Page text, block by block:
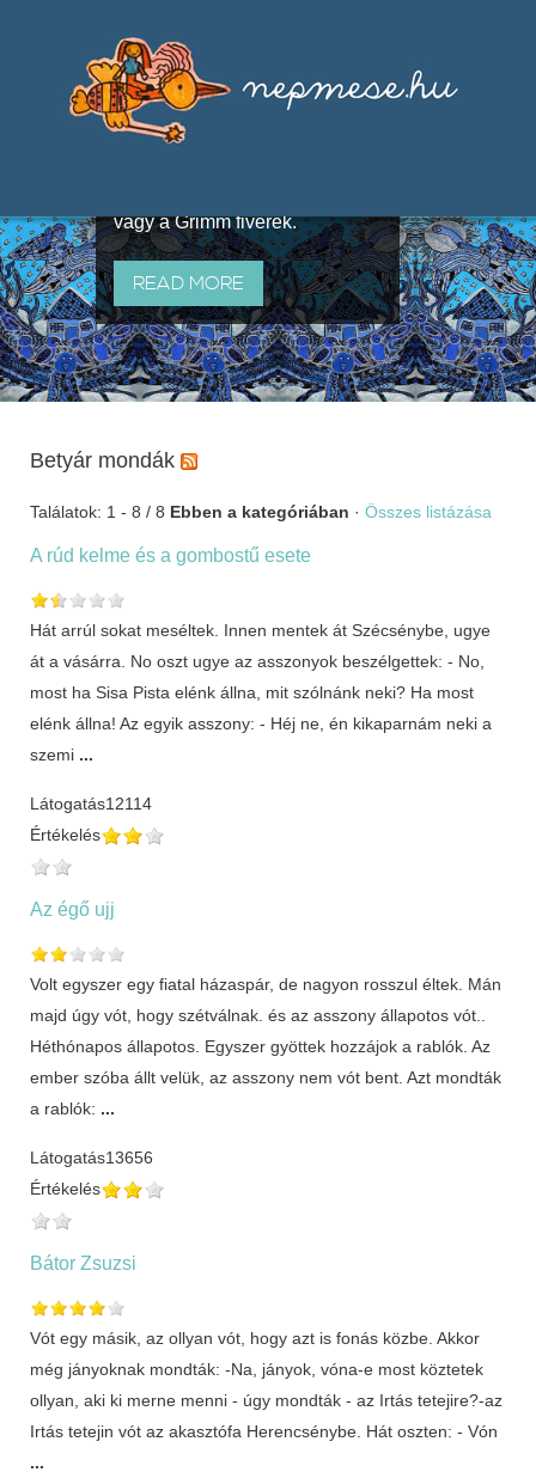
útján terjedő elbeszélésekből,
melyeket olyan ismert gyűjtők
állítottak össze, mint Benedek
vagy a Grimm fivérek.
READ MORE
Betyár mondák
Találatok: 1 - 8 / 8 Ebben a kategóriában · Összes listázása
A rúd kelme és a gombostű esete
Hát arrúl sokat meséltek. Innen mentek át Szécsénybe, ugye
át a vásárra. No oszt ugye az asszonyok beszélgettek: - No,
most ha Sisa Pista elénk állna, mit szólnánk neki? Ha most
elénk állna! Az egyik asszony: - Héj ne, én kikaparnám neki a
szemi ...
Látogatás12114
Értékelés
Az égő ujj
Volt egyszer egy fiatal házaspár, de nagyon rosszul éltek. Mán
majd úgy vót, hogy szétválnak. és az asszony állapotos vót..
Héthónapos állapotos. Egyszer gyöttek hozzájok a rablók. Az
ember szóba állt velük, az asszony nem vót bent. Azt mondták
a rablók: ...
Látogatás13656
Értékelés
Bátor Zsuzsi
Vót egy másik, az ollyan vót, hogy azt is fonás közbe. Akkor
még jányoknak mondták: -Na, jányok, vóna-e most köztetek
ollyan, aki ki merne menni - úgy mondták - az Irtás tetejire?-az
Irtás tetejin vót az akasztófa Herencsénybe. Hát oszten: - Vón
...